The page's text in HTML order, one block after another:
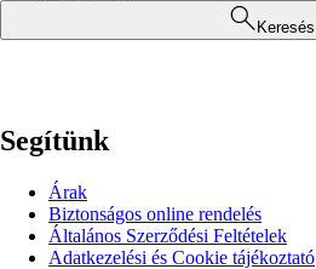
Keresés
Segítünk
Árak
Biztonságos online rendelés
Általános Szerződési Feltételek
Adatkezelési és Cookie tájékoztató